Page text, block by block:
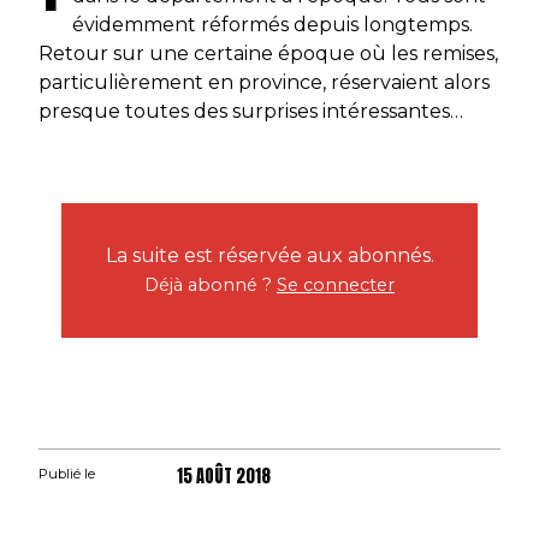
évidemment réformés depuis longtemps.
Retour sur une certaine époque où les remises,
particulièrement en province, réservaient alors
presque toutes des surprises intéressantes…
La suite est réservée aux abonnés.
Déjà abonné ? Se connecter
Publié le 15 AOÛT 2018